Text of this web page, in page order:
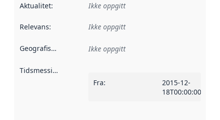
Aktualitet: Ikke oppgitt
Relevans: Ikke oppgitt
Geografisk avgrensning :
Ikke oppgitt
Tidsmessig avgrensning
Fra:
2015-12-
18T00:00:00Z